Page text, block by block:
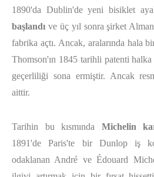
1890'da Dublin'de yeni bisiklet
başlandı ve üç yıl sonra şirket
fabrika açtı. Ancak, aralarında hala
Thomson'ın 1845 tarihli patenti halka
geçerliliği sona ermiştir. Ancak
aittir.
Tarihin bu kısmında Michelin
1891'de Paris'te bir Dunlop iş
odaklanan André ve Édouard